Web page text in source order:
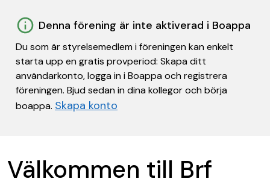
Denna förening är inte aktiverad i Boappa
Du som är styrelsemedlem i föreningen kan enkelt
starta upp en gratis provperiod: Skapa ditt
användarkonto, logga in i Boappa och registrera
föreningen. Bjud sedan in dina kollegor och börja
boappa. Skapa konto
Välkommen till Brf